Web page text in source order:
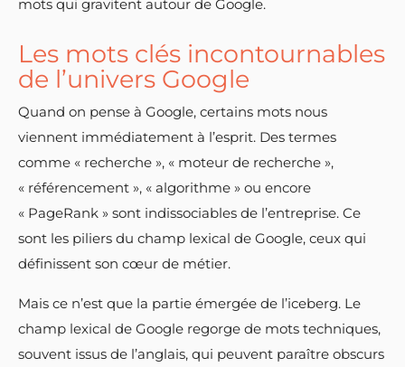
mots qui gravitent autour de Google.
Les mots clés incontournables
de l’univers Google
Quand on pense à Google, certains mots nous
viennent immédiatement à l’esprit. Des termes
comme « recherche », « moteur de recherche »,
« référencement », « algorithme » ou encore
« PageRank » sont indissociables de l’entreprise. Ce
sont les piliers du champ lexical de Google, ceux qui
définissent son cœur de métier.
Mais ce n’est que la partie émergée de l’iceberg. Le
champ lexical de Google regorge de mots techniques,
souvent issus de l’anglais, qui peuvent paraître obscurs